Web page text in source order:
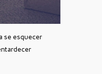
se esquecer